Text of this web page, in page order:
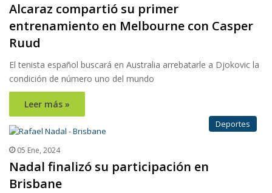
Alcaraz compartió su primer
entrenamiento en Melbourne con Casper
Ruud
El tenista español buscará en Australia arrebatarle a Djokovic la
condición de número uno del mundo
Leer más »
Deportes
05 Ene, 2024
Nadal finalizó su participación en
Brisbane